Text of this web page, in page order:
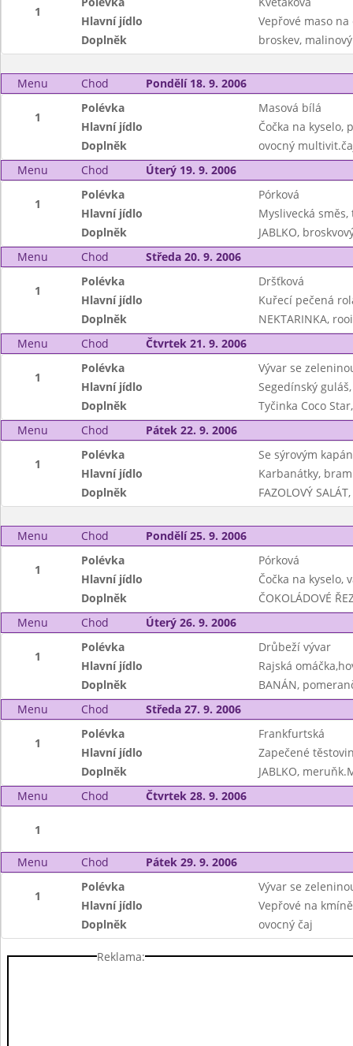
1
Hlavní jídlo
Vepřové maso
Doplněk
broskev,
Menu Chod Pondělí 18. 9. 2006
1
Polévka
Masová bílá
Hlavní jídlo
Čočka na kyselo,
Doplněk
ovocný
Menu
Chod Úterý 19. 9. 2006
1
Polévka
Pórková
Hlavní jídlo
Myslivecká
Doplněk
JABLKO,
Menu
Chod Středa 20. 9. 2006
1
Polévka
Dršťková
Hlavní jídlo
Kuřecí pečená
Doplněk
NEKTARINKA,
Menu
Chod Čtvrtek 21. 9. 2006
1
Polévka
Vývar se
Hlavní jídlo
Segedínský
Doplněk
Tyčinka Coco
Menu
Chod Pátek 22. 9. 2006
1
Polévka
Se sýrovým
Hlavní jídlo
Karbanátky,
Doplněk
FAZOLOVÝ
Menu Chod Pondělí 25. 9. 2006
1
Polévka
Pórková
Hlavní jídlo
Čočka na kyselo,
Doplněk
ČOKOLÁDOVÉ
Menu
Chod Úterý 26. 9. 2006
1
Polévka
Drůbeží vývar
Hlavní jídlo
Rajská
Doplněk
BANÁN,
Menu
Chod Středa 27. 9. 2006
1
Polévka
Frankfurtská
Hlavní jídlo
Zapečené
Doplněk
JABLKO,
Menu
Chod Čtvrtek 28. 9. 2006
1
Menu Chod Pátek 29. 9. 2006
1
Polévka
Vývar se
Hlavní jídlo
Vepřové na
Doplněk
ovocný čaj
Reklama: